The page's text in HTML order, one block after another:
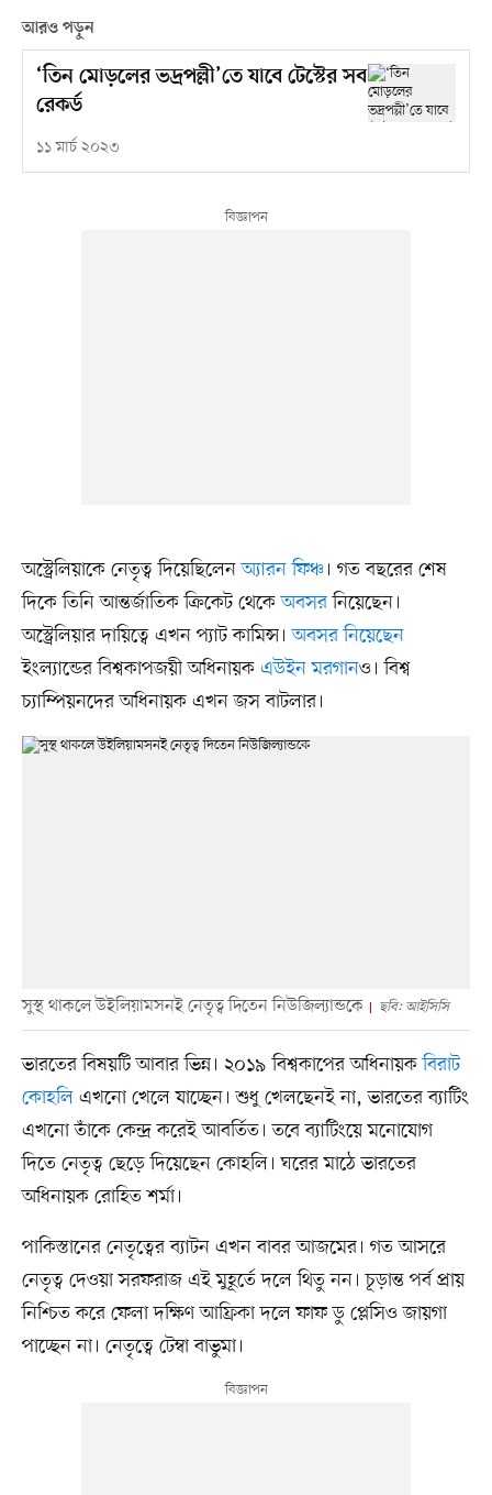
আরও পড়ুন
‘তিন মোড়লের ভদ্রপল্লী’তে যাবে টেস্টের সব
রেকর্ড
১১ মার্চ ২০২৩
অস্ট্রেলিয়াকে নেতৃত্ব দিয়েছিলেনঅ্যারন ফিঞ্চ । গত বছরের শেষ
দিকে তিনি আন্তর্জাতিক ক্রিকেট থেকেঅবসরনিয়েছেন।
অস্ট্রেলিয়ার দায়িত্বে এখন প্যাট কামিন্স।অবসর নিয়েছেন
ইংল্যান্ডের বিশ্বকাপজয়ী অধিনায়ক এউইন মরগানও। বিশ্ব
চ্যাম্পিয়নদের অধিনায়ক এখন জস বাটলার।
সুস্থ থাকলে উইলিয়ামসনই নেতৃত্ব দিতেন নিউজিল্যান্ডকে ছবি: আইসিসি
ভারতের বিষয়টি আবার ভিন্ন। ২০১৯ বিশ্বকাপের অধিনায়কবিরাট
কোহলিএখনো খেলে যাচ্ছেন। শুধু খেলছেনই না, ভারতের ব্যাটিং
এখনো তাঁকে কেন্দ্র করেই আবর্তিত। তবে ব্যাটিংয়ে মনোযোগ
দিতে নেতৃত্ব ছেড়ে দিয়েছেন কোহলি। ঘরের মাঠে ভারতের
অধিনায়ক রোহিত শর্মা।
পাকিস্তানের নেতৃত্বের ব্যাটন এখন বাবর আজমের। গত আসরে
নেতৃত্ব দেওয়া সরফরাজ এই মুহূর্তে দলে থিতু নন। চূড়ান্ত পর্ব প্রায়
নিশ্চিত করে ফেলা দক্ষিণ আফ্রিকা দলে ফাফ ডু প্লেসিও জায়গা
পাচ্ছেন না। নেতৃত্বে টেম্বা বাভুমা।